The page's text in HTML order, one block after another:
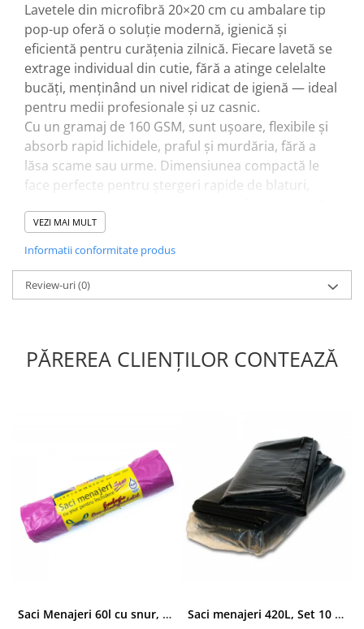
Lavetele din microfibră 20×20 cm cu ambalare tip
pop-up oferă o soluție modernă, igienică și
eficientă pentru curățenia zilnică. Fiecare lavetă se
extrage individual din cutie, fără a atinge celelalte
bucăți, menținând un nivel ridicat de igienă — ideal
pentru medii profesionale și uz casnic.
Cu un gramaj de 160 GSM, sunt ușoare, flexibile și
absorb rapid lichidele, praful și murdăria, fără a
lăsa scame sau urme. Dimensiunea compactă le
face perfecte pentru ștergeri rapide de blaturi,
sau inox.
Cutia pop-up este ușor de depozitat și permite
spații comerciale, mașină sau zone de lucru.
✔ Igienă maximă prin extragere individuală
✔ Ideală pentru utilizare frecventă
VEZI MAI MULT
Informatii conformitate produs
Review-uri(0)
PĂREREA CLIENȚILOR CONTEAZĂ
Saci Menajeri 60l cu snur, Roz, 10buc/rola Saci menajeri 420L, Set 10 bucati